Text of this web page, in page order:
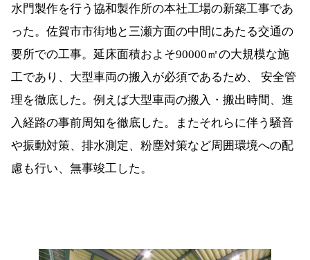
水門製作を行う協和製作所の本社工場の新築工事であ
った。佐賀市市街地と三瀬方面の中間にあたる交通の
要所での工事。延床面積およそ90000㎡の大規模な施
工であり、大型車両の搬入が必須であるため、 安全管
理を徹底した。例えば大型車両の搬入・搬出時間、進
入経路の事前周知を徹底した。またそれらに伴う騒音
や振動対策、排水測定、粉塵対策など周囲環境への配
慮も行い、無事竣工した。